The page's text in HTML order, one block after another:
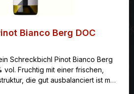
Bianco Berg DOC
Schreckbichl Pinot Bianco Berg
vol. Fruchtig mit einer frischen,
die gut ausbalanciert ist mit
anhaltenden Mineralität und